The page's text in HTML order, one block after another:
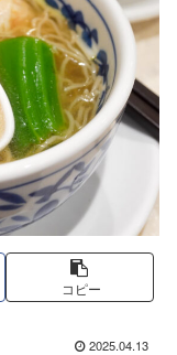
コピー
2025.04.13